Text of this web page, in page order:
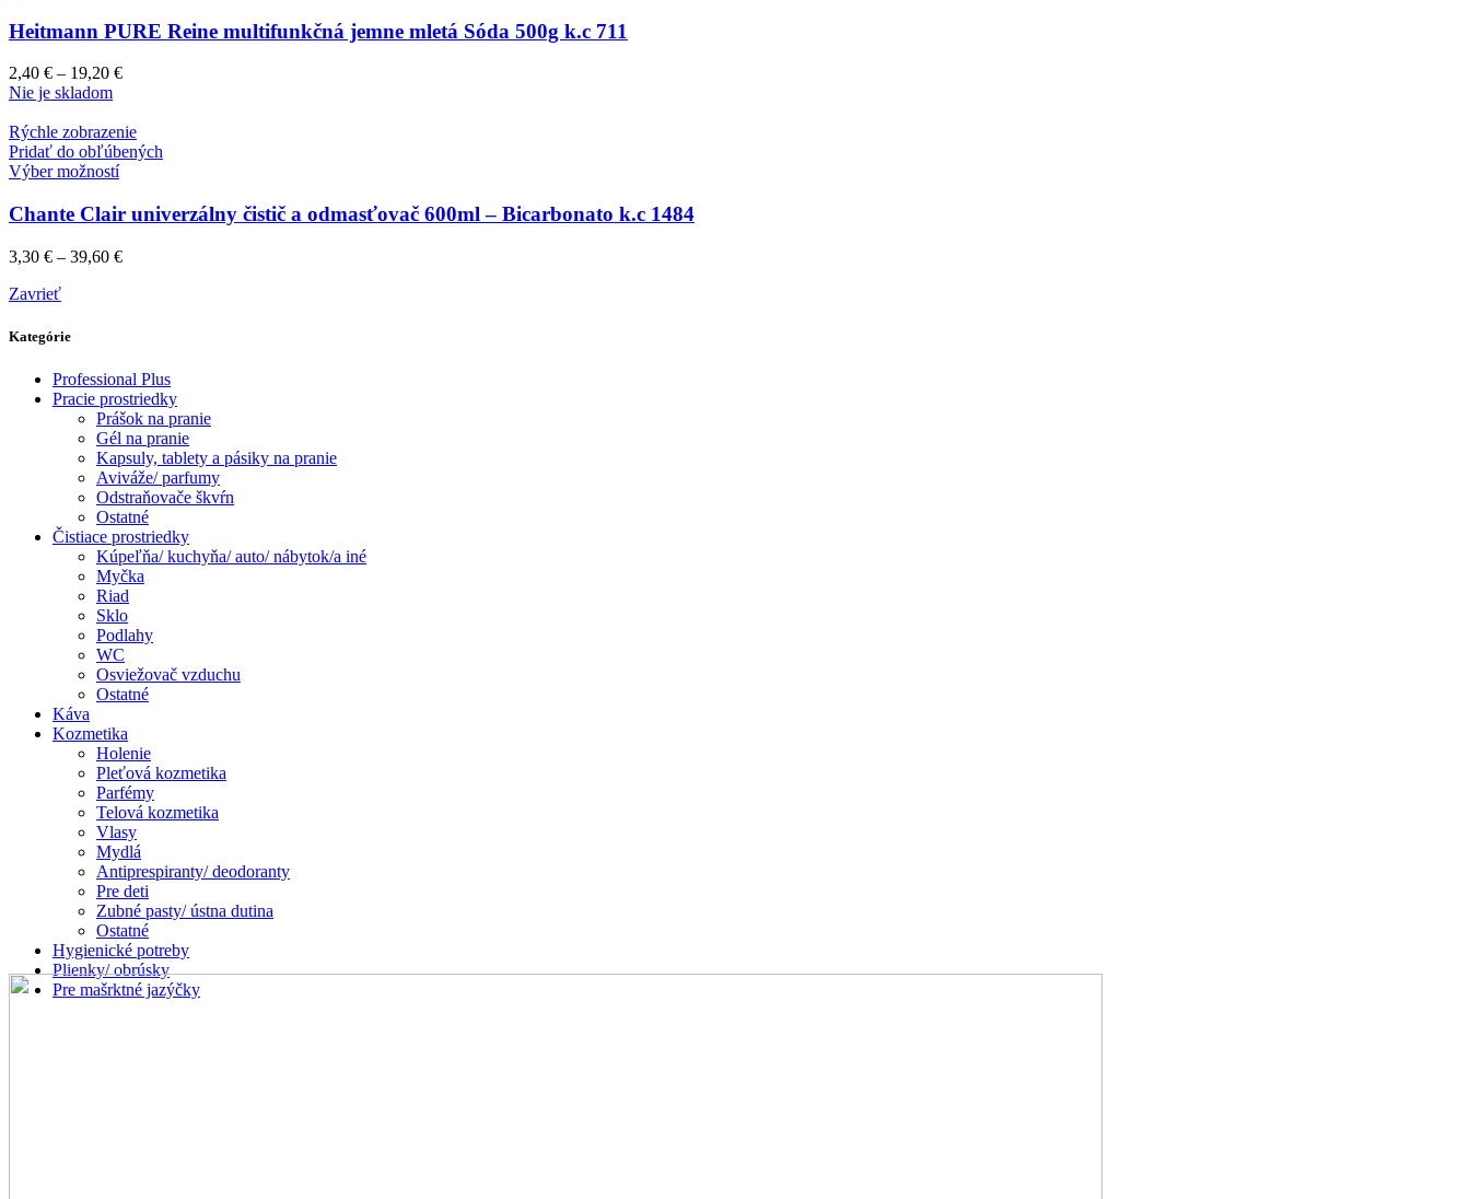
Heitmann PURE Reine multifunkčná jemne mletá Sóda 500g k.c 711
2,40 € – 19,20 €
Nie je skladom
Rýchle zobrazenie
Pridať do obľúbených
Výber možností
Chante Clair univerzálny čistič a odmasťovač 600ml – Bicarbonato k.c 1484
3,30 € – 39,60 €
Zavrieť
Kategórie
Professional Plus
Pracie prostriedky
Prášok na pranie
Gél na pranie
Kapsuly, tablety a pásiky na pranie
Aviváže/ parfumy
Odstraňovače škvŕn
Ostatné
Čistiace prostriedky
Kúpeľňa/ kuchyňa/ auto/ nábytok/a iné
Myčka
Riad
Sklo
Podlahy
WC
Osviežovač vzduchu
Ostatné
Káva
Kozmetika
Holenie
Pleťová kozmetika
Parfémy
Telová kozmetika
Vlasy
Mydlá
Antiprespiranty/ deodoranty
Pre deti
Zubné pasty/ ústna dutina
Ostatné
Hygienické potreby
Plienky/ obrúsky
Pre mašrktné jazýčky